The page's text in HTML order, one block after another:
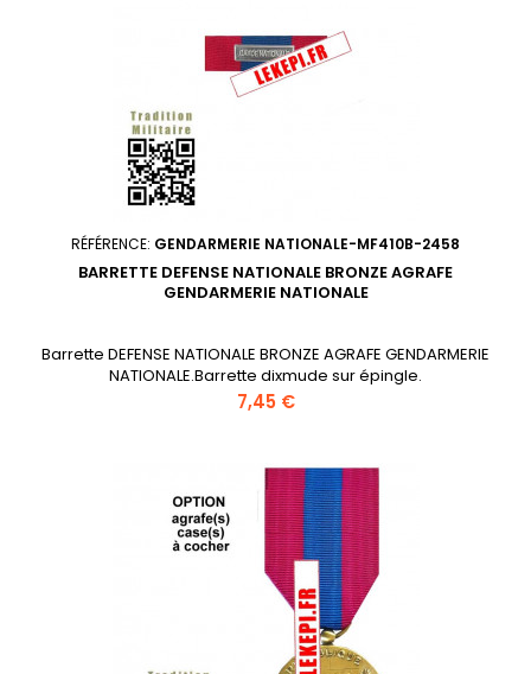
RÉFÉRENCE: GENDARMERIE NATIONALE-MF410B-2458
BARRETTE DEFENSE NATIONALE BRONZE AGRAFE
GENDARMERIE NATIONALE
Barrette DEFENSE NATIONALE BRONZE AGRAFE GENDARMERIE
NATIONALE.Barrette dixmude sur épingle.
Prix
7,45 €